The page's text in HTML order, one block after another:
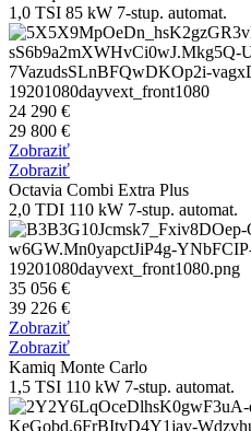
1,0 TSI 85 kW 7-stup. automat.
24 290 €
29 800 €
Zobraziť
Zobraziť
Octavia Combi Extra Plus
2,0 TDI 110 kW 7-stup. automat.
35 056 €
39 226 €
Zobraziť
Zobraziť
Kamiq Monte Carlo
1,5 TSI 110 kW 7-stup. automat.